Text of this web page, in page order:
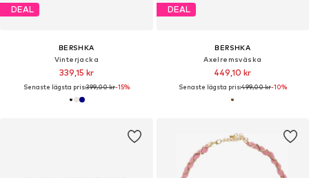
DEAL
BERSHKA
Vinterjacka
339,15 kr
Senaste lägsta pris:399,00 kr-15%
DEAL
BERSHKA
Axelremsväska
449,10 kr
Senaste lägsta pris:499,00 kr-10%